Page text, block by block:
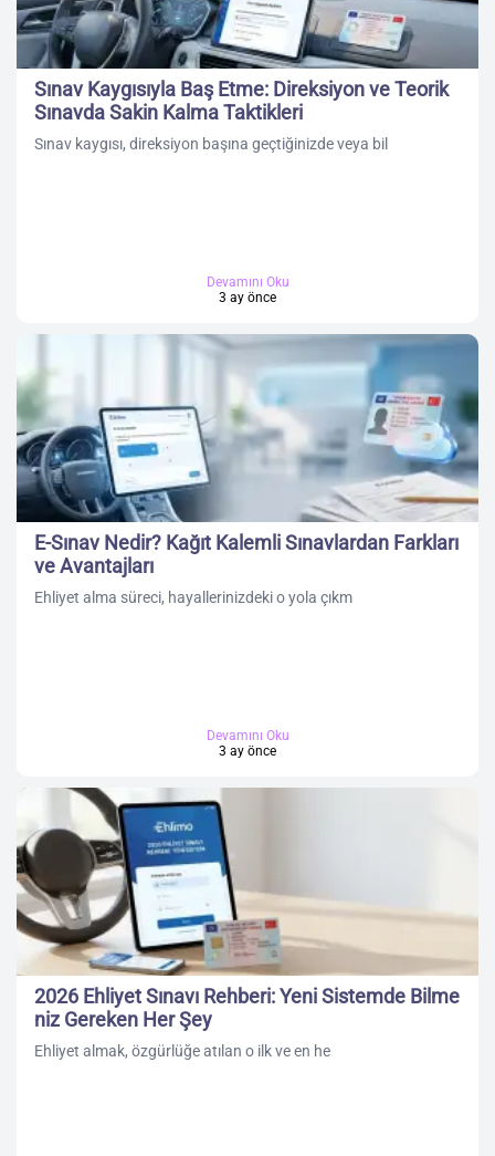
Sınav Kaygısıyla Baş Etme: Direksiyon ve Teorik
Sınavda Sakin Kalma Taktikleri
Sınav kaygısı, direksiyon başına geçtiğinizde veya bil
Devamını Oku
3 ay önce
E-Sınav Nedir? Kağıt Kalemli Sınavlardan Farkları
ve Avantajları
Ehliyet alma süreci, hayallerinizdeki o yola çıkm
Devamını Oku
3 ay önce
2026 Ehliyet Sınavı Rehberi: Yeni Sistemde Bilme
niz Gereken Her Şey
Ehliyet almak, özgürlüğe atılan o ilk ve en he